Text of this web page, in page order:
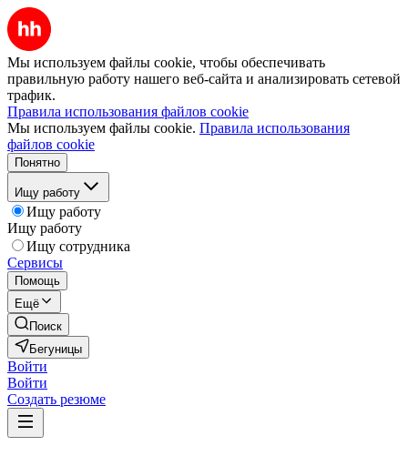
Мы используем файлы cookie, чтобы обеспечивать
правильную работу нашего веб-сайта и анализировать сетевой
трафик.
Правила использования файлов cookie
Мы используем файлы cookie. Правила использования
файлов cookie
Понятно
Ищу работу
Ищу работу
Ищу работу
Ищу сотрудника
Сервисы
Помощь
Ещё
Поиск
Бегуницы
Войти
Войти
Создать резюме